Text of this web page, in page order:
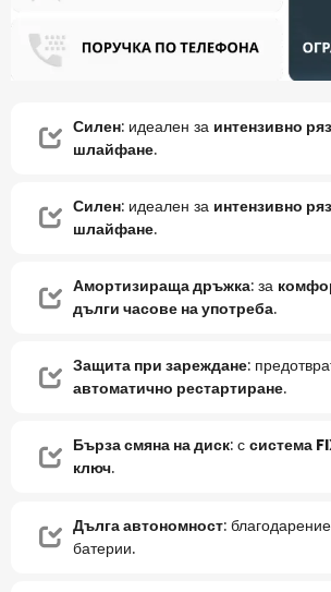
Силен: идеален за интензивно
шлайфане.
Силен: идеален за интензивно
шлайфане.
Амортизираща дръжка: за
дълги часове на употреба.
Защита при зареждане:
автоматично рестартиране.
Бърза смяна на диск: ссистема
ключ.
Дълга автономност:
батерии.